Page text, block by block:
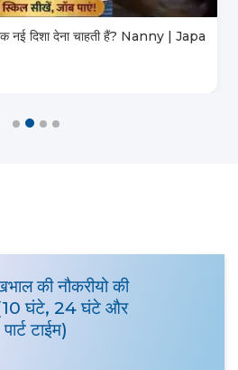
नई दिशा देना चाहती हैं? Nanny | Japa
की नौकरीयो की
(10 घंटे, 24 घंटे और
पार्ट टाईम)